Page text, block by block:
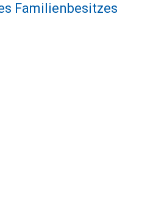
Familienbesitzes